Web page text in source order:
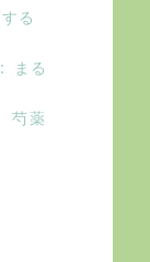
る
まる
芍薬